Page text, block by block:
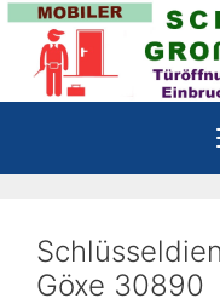
Zum
Inhalt
springen
Göxe 30890